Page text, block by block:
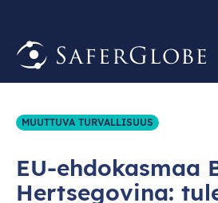
MUUTTUVA TURVALLISUUS
EU-ehdokasmaa
Hertsegovina: